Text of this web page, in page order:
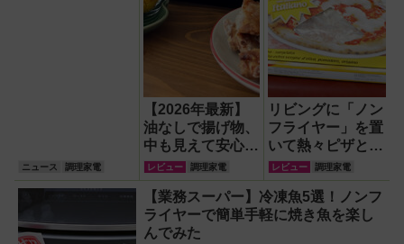
ニュース 調理家電
【2026年最新】
油なしで揚げ物、
中も見えて安心な
ノンフライヤー
『ガラスボウルエ
アフライヤー』で
唐揚げ＆焼きとう
もろこしにチャレ
レビュー 調理家電
リビングに「ノン
フライヤー」を置
いて熱々ピザとフ
ィッシュ＆チップ
ス三昧！
レビュー 調理家電
【業務スーパー】冷凍魚5選！ノンフ
ライヤーで簡単手軽に焼き魚を楽し
んでみた